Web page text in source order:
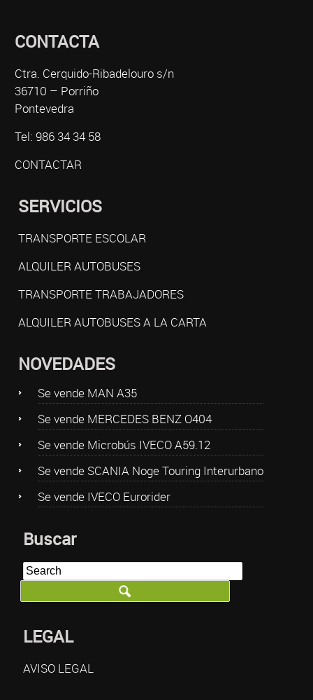
CONTACTA
Ctra. Cerquido-Ribadelouro s/n
36710 – Porriño
Pontevedra
Tel: 986 34 34 58
CONTACTAR
SERVICIOS
TRANSPORTE ESCOLAR
ALQUILER AUTOBUSES
TRANSPORTE TRABAJADORES
ALQUILER AUTOBUSES A LA CARTA
NOVEDADES
Se vende MAN A35
Se vende MERCEDES BENZ O404
Se vende Microbús IVECO A59.12
Se vende SCANIA Noge Touring Interurbano
Se vende IVECO Eurorider
Buscar
LEGAL
AVISO LEGAL